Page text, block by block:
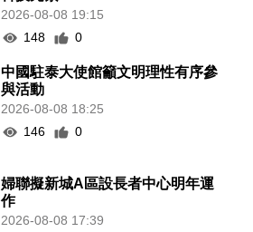
2026-08-08 19:15
148
0
中國駐泰大使館籲文明理性有序參
與活動
2026-08-08 18:25
146
0
婦聯擬新城A區設長者中心明年運
作
2026-08-08 17:39